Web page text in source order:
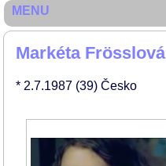
Markéta Frösslová
* 2.7.1987 (39) Česko
MENU